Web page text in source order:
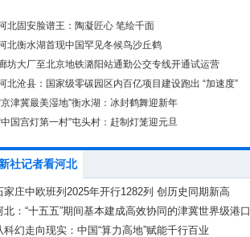
北固安脸谱王：陶凝匠心 笔绘千面
北衡水湖首现中国罕见冬候鸟沙丘鹤
坊大厂至北京地铁潞阳站通勤公交专线开通试运营
北沧县：国家级零碳园区内百亿项目建设跑出 “加速度”
京津冀最美湿地”衡水湖：冰封鹤舞迎新年
中国宫灯第一村”屯头村：赶制灯笼迎元旦
社记者看河北
家庄中欧班列2025年开行1282列 创历史同期新高
北：“十五五”期间基本建成高效协同的津冀世界级港口
科幻走向现实：中国“算力高地”赋能千行百业